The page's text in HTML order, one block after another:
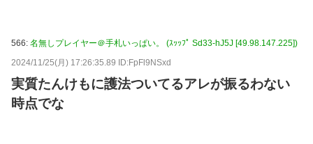
566: 名無しプレイヤー＠手札いっぱい。 (ｽｯｯﾌﾟ Sd33-hJ5J [49.98.147.225])
2024/11/25(月) 17:26:35.89 ID:FpFl9NSxd
実質たんけもに護法ついてるアレが振るわない
時点でな